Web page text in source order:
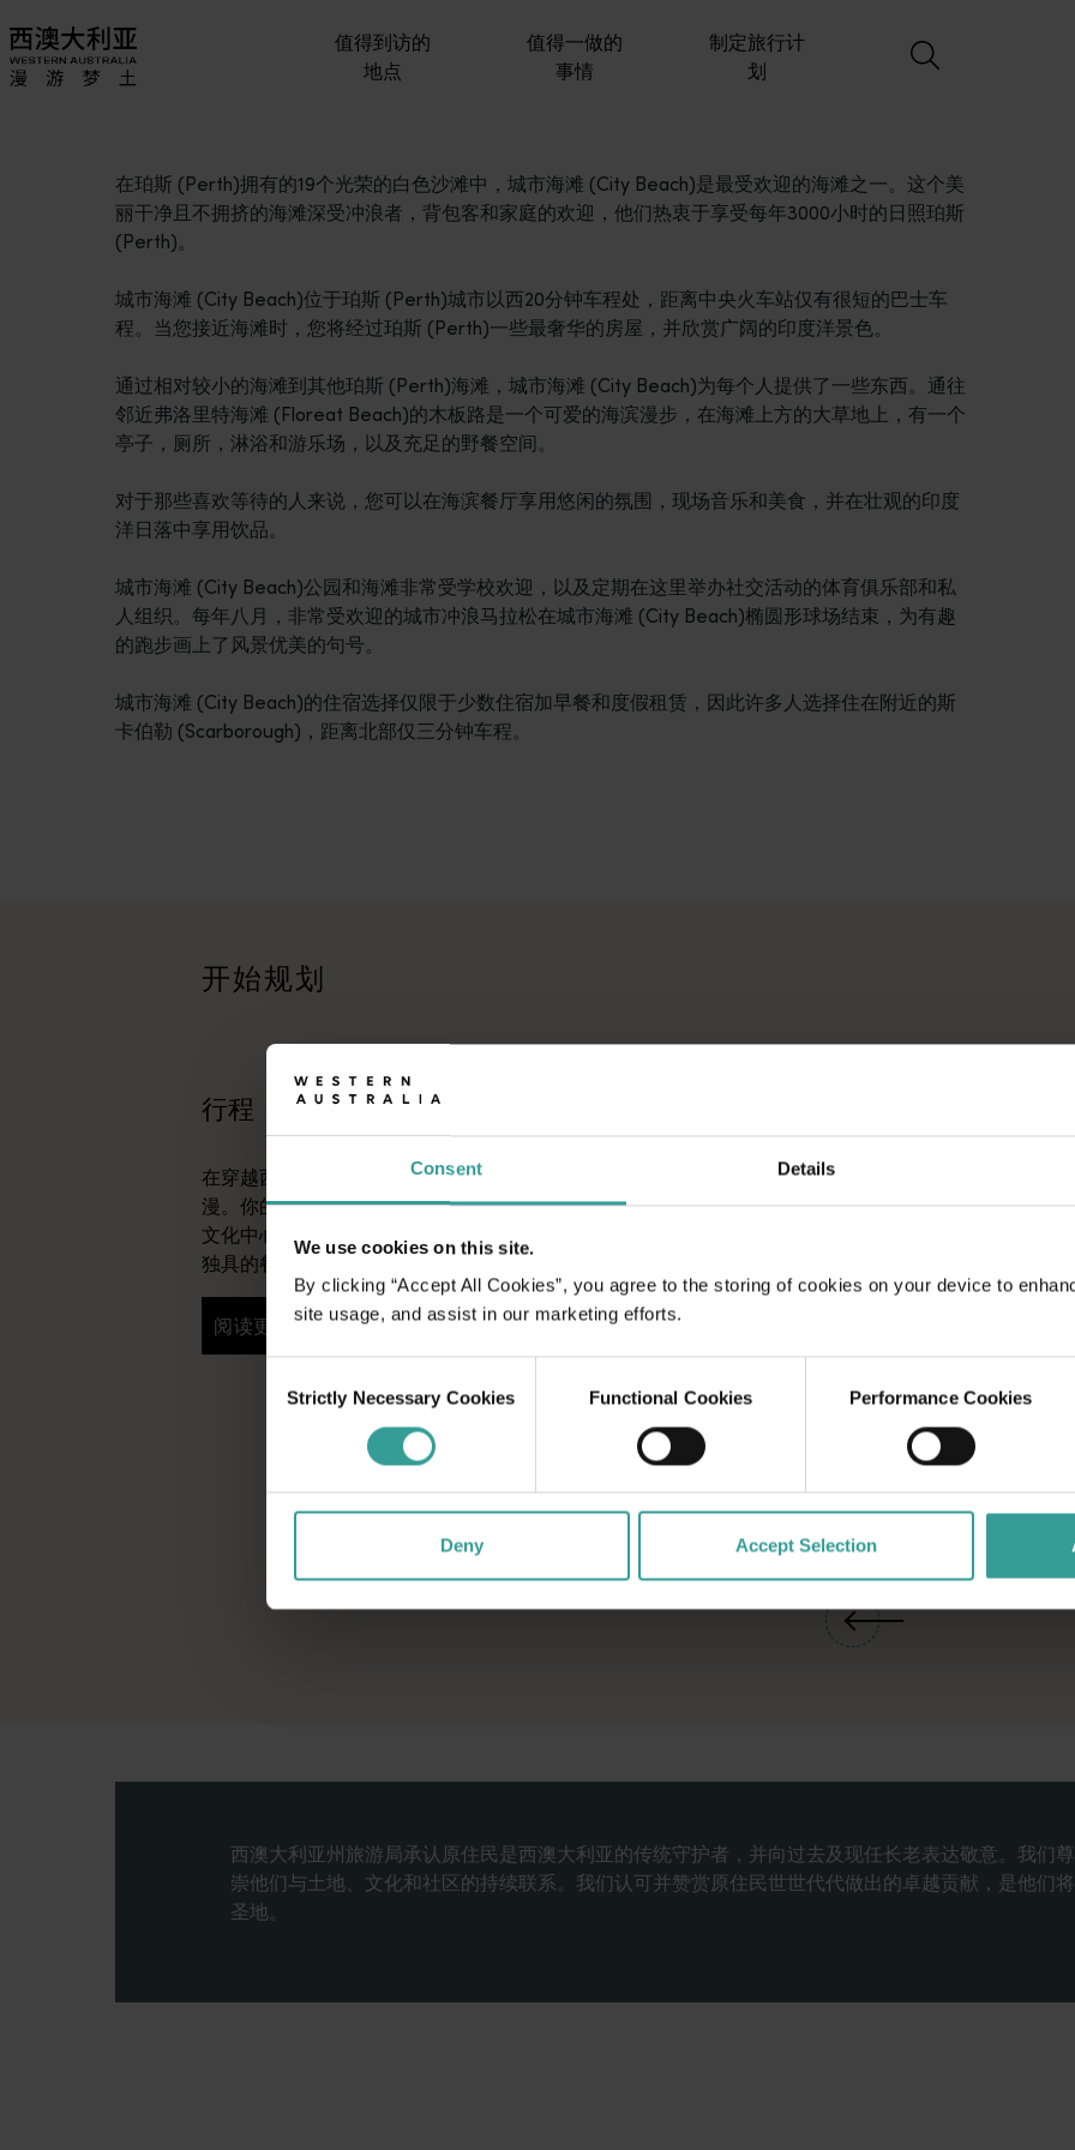
Consent Details
We use cookies on this site.
By clicking “Accept All Cookies”, you agree to the storing of cookies on your device to
site usage, and assist in our marketing efforts.
Selection
Strictly Necessary Cookies Functional Cookies Performance Cookies
Deny Accept Selection
值得到访的
地点
值得一做的
事情
制定旅行计
划
在珀斯 (Perth)拥有的19个光荣的白色沙滩中，城市海滩 (City Beach)是最受欢迎的海滩之一。这个美
丽干净且不拥挤的海滩深受冲浪者，背包客和家庭的欢迎，他们热衷于享受每年3000小时的日照珀斯
(Perth)。
城市海滩 (City Beach)位于珀斯 (Perth)城市以西20分钟车程处，距离中央火车站仅有很短的巴士车
程。当您接近海滩时，您将经过珀斯 (Perth)一些最奢华的房屋，并欣赏广阔的印度洋景色。
通过相对较小的海滩到其他珀斯 (Perth)海滩，城市海滩 (City Beach)为每个人提供了一些东西。通往
邻近弗洛里特海滩 (Floreat Beach)的木板路是一个可爱的海滨漫步，在海滩上方的大草地上，有一个
亭子，厕所，淋浴和游乐场，以及充足的野餐空间。
对于那些喜欢等待的人来说，您可以在海滨餐厅享用悠闲的氛围，现场音乐和美食，并在壮观的印度
洋日落中享用饮品。
城市海滩 (City Beach)公园和海滩非常受学校欢迎，以及定期在这里举办社交活动的体育俱乐部和私
人组织。每年八月，非常受欢迎的城市冲浪马拉松在城市海滩 (City Beach)椭圆形球场结束，为有趣
的跑步画上了风景优美的句号。
城市海滩 (City Beach)的住宿选择仅限于少数住宿加早餐和度假租赁，因此许多人选择住在附近的斯
卡伯勒 (Scarborough)，距离北部仅三分钟车程。
<p>准备好探索了？请看看这些来自西澳大利亚州各地的冒险之旅。你可以按地点和体验进行筛选，找到你感兴趣的故事，它
开始规划
行程
在穿越西澳大利亚迷人风景的史诗级旅途中体验公路自驾的浪
漫。你的行程可以从澳大利亚阳光最充足的首府城市和繁荣的
文化中心——珀斯 (Perth) 开始。这座城市的自然景点和匠心
独具的餐饮场所将为你的旅行奉上田园诗般的开篇。
阅读更多
阅读更多
西澳大利亚州旅游局承认原住民是西澳大利亚的传统守护者，并向过去及现任长老表达敬意。我们
崇他们与土地、文化和社区的持续联系。我们认可并赞赏原住民世世代代做出的卓越贡献，是他们
圣地。